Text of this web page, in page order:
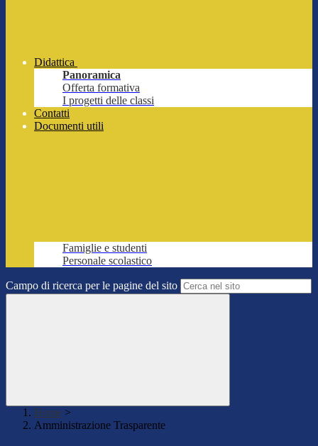
Didattica
Panoramica
Offerta formativa
I progetti delle classi
Contatti
Documenti utili
Famiglie e studenti
Personale scolastico
Campo di ricerca per le pagine del sito
Home >
Amministrazione Trasparente